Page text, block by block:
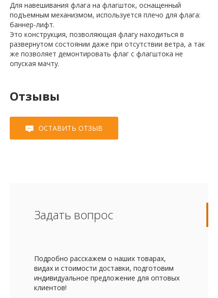
Для навешивания флага на флагшток, оснащенный
подъемным механизмом, используется плечо для флага:
баннер-лифт.
Это конструкция, позволяющая флагу находиться в
развернутом состоянии даже при отсутствии ветра, а так
же позволяет демонтировать флаг с флагштока не
опуская мачту.
Отзывы
ОСТАВИТЬ ОТЗЫВ
Задать вопрос
Подробно расскажем о наших товарах,
видах и стоимости доставки, подготовим
индивидуальное предложение для оптовых
клиентов!